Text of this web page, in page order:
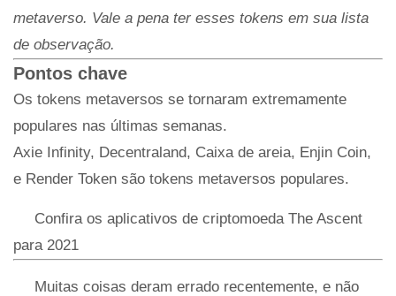
metaverso. Vale a pena ter esses tokens em sua lista
de observação.
Pontos chave
Os tokens metaversos se tornaram extremamente
populares nas últimas semanas.
Axie Infinity, Decentraland, Caixa de areia, Enjin Coin,
e Render Token são tokens metaversos populares.
Confira os aplicativos de criptomoeda The Ascent
para 2021
Muitas coisas deram errado recentemente, e não